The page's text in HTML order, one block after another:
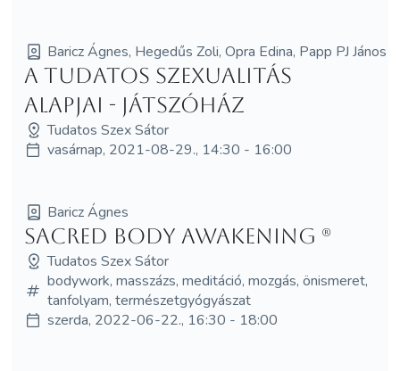
Baricz Ágnes, Hegedűs Zoli, Opra Edina, Papp PJ János
A tudatos szexualitás
alapjai - Játszóház
Tudatos Szex Sátor
vasárnap, 2021-08-29., 14:30 - 16:00
Baricz Ágnes
Sacred Body Awakening (R)
Tudatos Szex Sátor
bodywork, masszázs, meditáció, mozgás, önismeret,
tanfolyam, természetgyógyászat
szerda, 2022-06-22., 16:30 - 18:00